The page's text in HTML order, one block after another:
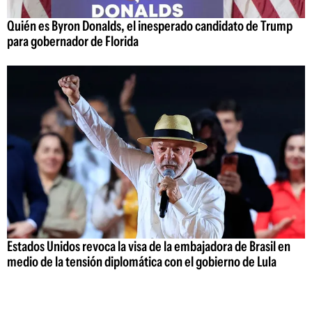
Quién es Byron Donalds, el inesperado candidato de Trump
para gobernador de Florida
Estados Unidos revoca la visa de la embajadora de Brasil en
medio de la tensión diplomática con el gobierno de Lula